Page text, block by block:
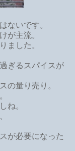
ないです。
が主流。
ました。
ぎるスパイスが
の量り売り。
ね。
が必要になった